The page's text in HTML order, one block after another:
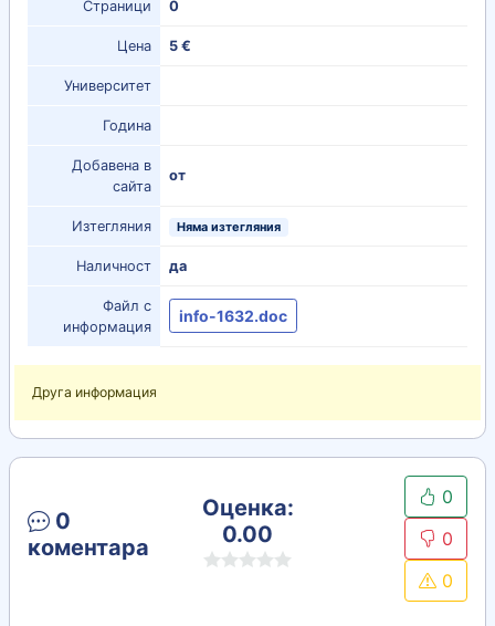
Страници 0
Цена 5 €
Университет
Година
Добавена в
сайта
от
Изтегляния Няма изтегляния
Наличност да
Файл с
информация
info-1632.doc
Друга информация
0
коментара
Оценка:
0.00
0
0
0